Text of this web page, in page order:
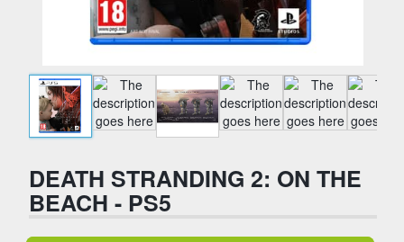
DEATH STRANDING 2: ON THE
BEACH - PS5